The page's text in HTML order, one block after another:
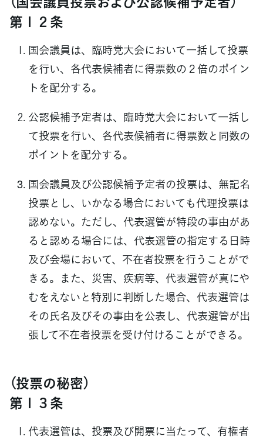
第１２条
国会議員は、臨時党大会において一括して投票
を行い、各代表候補者に得票数の２倍のポイン
トを配分する。
公認候補予定者は、臨時党大会において一括し
て投票を行い、各代表候補者に得票数と同数の
ポイントを配分する。
国会議員及び公認候補予定者の投票は、無記名
投票とし、いかなる場合においても代理投票は
認めない。ただし、代表選管が特段の事由があ
ると認める場合には、代表選管の指定する日時
及び会場において、不在者投票を行うことがで
きる。また、災害、疾病等、代表選管が真にや
むをえないと特別に判断した場合、代表選管は
その氏名及びその事由を公表し、代表選管が出
張して不在者投票を受け付けることができる。
（投票の秘密）
第１３条
代表選管は、投票及び開票に当たって、有権者